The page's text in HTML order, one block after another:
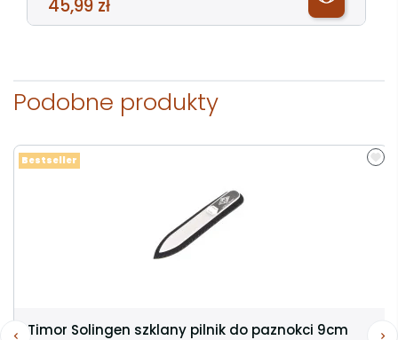
45,99 zł
Podobne produkty
Timor Solingen szklany pilnik do paznokci 9cm
Bestseller